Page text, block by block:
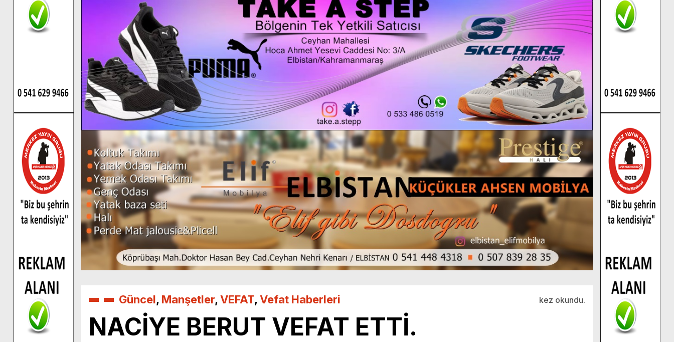
Güncel, Manşetler,VEFAT,Vefat Haberleri kez okundu.
NACİYE BERUT VEFAT ETTİ.